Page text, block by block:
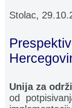
Stolac,
Unija za
od